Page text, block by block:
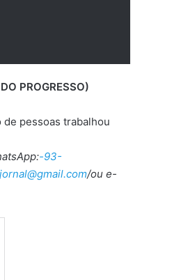
PROGRESSO)
de pessoas trabalhou
-93-
/ou e-